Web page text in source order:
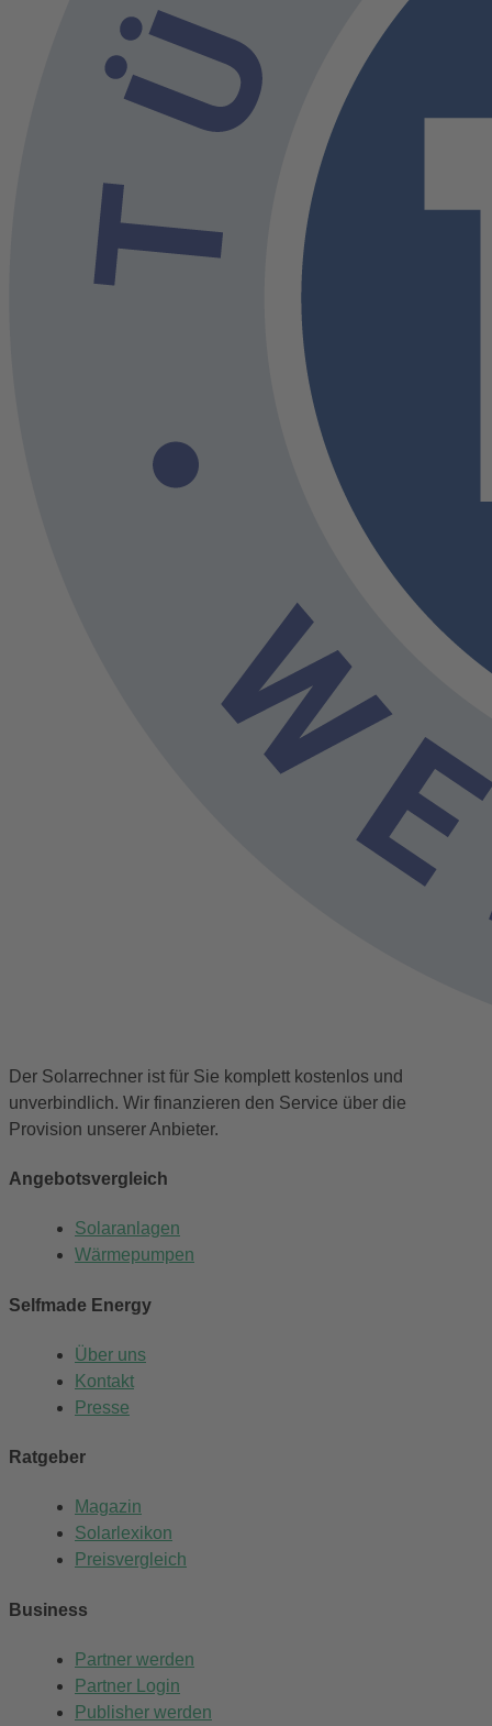
Der Solarrechner ist für Sie komplett kostenlos und
unverbindlich. Wir finanzieren den Service über die
Provision unserer Anbieter.
Angebotsvergleich
Solaranlagen
Wärmepumpen
Selfmade Energy
Über uns
Kontakt
Presse
Ratgeber
Magazin
Solarlexikon
Preisvergleich
Business
Partner werden
Partner Login
Publisher werden